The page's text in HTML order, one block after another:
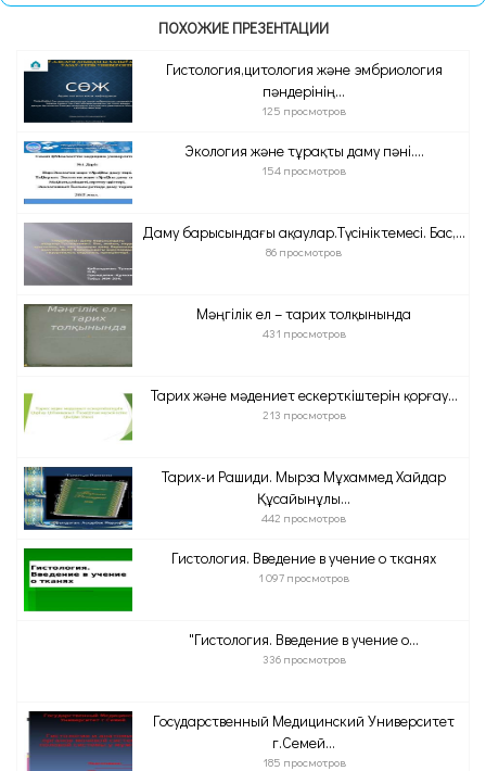
ПОХОЖИЕ ПРЕЗЕНТАЦИИ
Гистология,цитология және эмбриология
пәндерінің...
125 просмотров
Экология және тұрақты даму пәні....
154 просмотров
Даму барысындағы ақаулар.Түсініктемесі. Бас,...
86 просмотров
Мәңгілік ел – тарих толқынында
431 просмотров
Тарих және мәдениет ескерткіштерін қорғау...
213 просмотров
Тарих-и Рашиди. Мырза Мұхаммед Хайдар
Құсайынұлы...
442 просмотров
Гистология. Введение в учение о тканях
1 097 просмотров
"Гистология. Введение в учение о...
336 просмотров
Государственный Медицинский Университет
г.Семей...
185 просмотров